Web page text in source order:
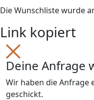
Die Wunschliste wurde
Link kopiert
Deine Anfrage
Wir haben die Anfrage
geschickt.